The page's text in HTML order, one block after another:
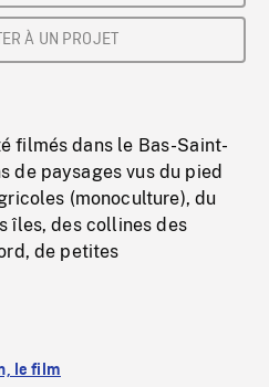
À UN PROJET
filmés dans le Bas-Saint-
de paysages vus du pied
(monoculture), du
îles, des collines des
de petites
le film